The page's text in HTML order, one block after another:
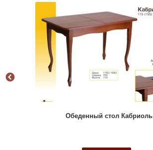
Обеденный стол Кабриоль